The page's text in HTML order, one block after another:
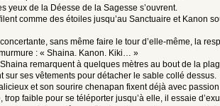
yeux de la Déesse de la Sagesse s’ouvrent.
comme des étoiles jusqu’au Sanctuaire et Kanon
sans même faire le tour d’elle-même, la
: « Shaina. Kanon. Kiki… »
remarquent à quelques mètres au bout de la
sur ses vêtements pour détacher le sable collé dessus.
et son sourire chenapan fixent déjà avec
trop faible pour se téléporter jusqu’à elle, il essaie